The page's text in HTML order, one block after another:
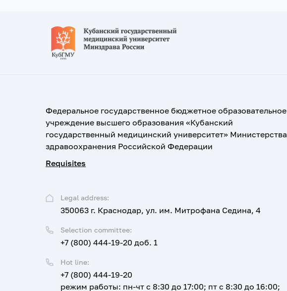
Федеральное государственное бюджетное образовательное
учреждение высшего образования «Кубанский
государственный медицинский университет» Министерства
здравоохранения Российской Федерации
Requisites
Legal address:
350063 г. Краснодар, ул. им. Митрофана Седина, 4
Selection committee:
+7 (800) 444-19-20 доб. 1
Hot line:
+7 (800) 444-19-20
режим работы: пн-чт с 8:30 до 17:00; пт с 8:30 до 16:00;